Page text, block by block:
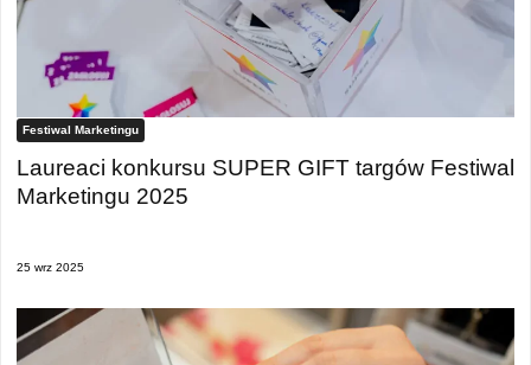
Festiwal Marketingu
Laureaci konkursu SUPER GIFT targów Festiwal
Marketingu 2025
25 wrz 2025